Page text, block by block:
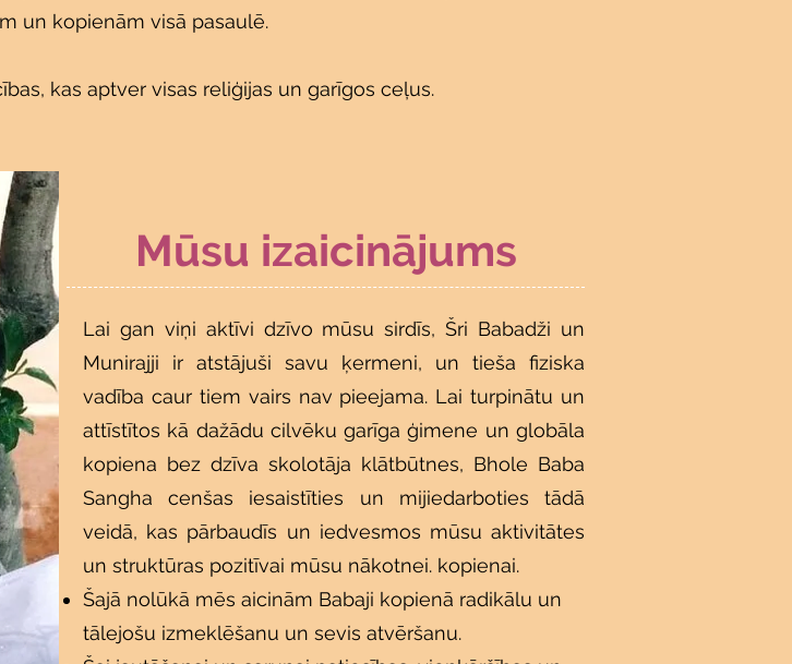
un kopienām visā pasaulē.
kas aptver visas reliģijas un garīgos ceļus.
Mūsu izaicinājums
Lai gan viņi aktīvi dzīvo mūsu sirdīs, Šri Babadži un
Munirajji ir atstājuši savu ķermeni, un tieša fiziska
vadība caur tiem vairs nav pieejama. Lai turpinātu un
attīstītos kā dažādu cilvēku garīga ģimene un globāla
kopiena bez dzīva skolotāja klātbūtnes, Bhole Baba
Sangha cenšas iesaistīties un mijiedarboties tādā
veidā, kas pārbaudīs un iedvesmos mūsu aktivitātes
un struktūras pozitīvai mūsu nākotnei. kopienai.
Šajā nolūkā mēs aicinām Babaji kopienā radikālu un
tālejošu izmeklēšanu un sevis atvēršanu.